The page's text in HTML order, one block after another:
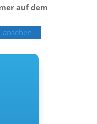
auf dem
ansehen →